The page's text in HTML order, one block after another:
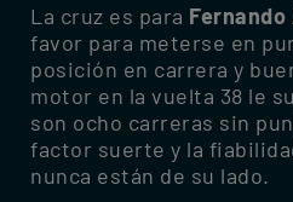
La cruz es para Fernando
favor para meterse en
posición en carrera y
motor en la vuelta 38 le
son ocho carreras sin
factor suerte y la
nunca están de su lado.